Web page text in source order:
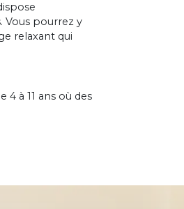
Vous pourrez y
relaxant qui
à 11 ans où des